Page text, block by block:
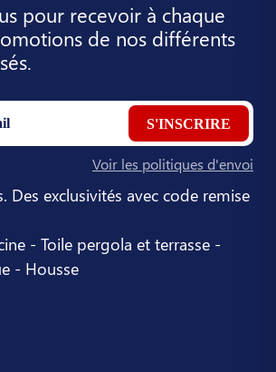
pour recevoir à chaque
de nos différents
S'INSCRIRE
Voir les politiques d'envoi
Des exclusivités avec code remise
- Toile pergola et terrasse -
- Housse